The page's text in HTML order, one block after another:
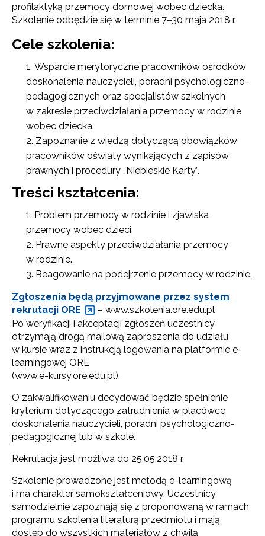
profilaktyką przemocy domowej wobec dziecka.
Szkolenie odbędzie się w terminie 7–30 maja 2018 r.
Cele szkolenia:
Wsparcie merytoryczne pracowników ośrodków
doskonalenia nauczycieli, poradni psychologiczno-
pedagogicznych oraz specjalistów szkolnych
w zakresie przeciwdziałania przemocy w rodzinie
wobec dziecka.
Zapoznanie z wiedzą dotyczącą obowiązków
pracowników oświaty wynikających z zapisów
prawnych i procedury „Niebieskie Karty”.
Treści kształcenia:
Problem przemocy w rodzinie i zjawiska
przemocy wobec dzieci.
Prawne aspekty przeciwdziałania przemocy
w rodzinie.
Reagowanie na podejrzenie przemocy w rodzinie.
Zgłoszenia będą przyjmowane przez system
rekrutacji ORE
– www.szkolenia.ore.edu.pl
Po weryfikacji i akceptacji zgłoszeń uczestnicy
otrzymają drogą mailową zaproszenia do udziału
w kursie wraz z instrukcją logowania na platformie e-
learningowej ORE
(www.e-kursy.ore.edu.pl).
O zakwalifikowaniu decydować będzie spełnienie
kryterium dotyczącego zatrudnienia w placówce
doskonalenia nauczycieli, poradni psychologiczno-
pedagogicznej lub w szkole.
Rekrutacja jest możliwa do 25.05.2018 r.
Szkolenie prowadzone jest metodą e-learningową
i ma charakter samokształceniowy. Uczestnicy
samodzielnie zapoznają się z proponowaną w ramach
programu szkolenia literaturą przedmiotu i mają
dostęp do wszystkich materiałów z chwilą